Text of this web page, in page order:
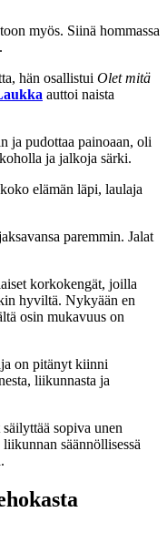
myös. Siinä hommassa
hän osallistui Olet mitä
auttoi naista
ja pudottaa painoaan, oli
ja jalkoja särki.
elämän läpi, laulaja
paremmin. Jalat
korkokengät, joilla
hyviltä. Nykyään en
osin mukavuus on
on pitänyt kiinni
liikunnasta ja
sopiva unen
säännöllisessä